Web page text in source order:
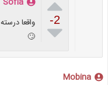
-2

واقعا
🙄
Mobina